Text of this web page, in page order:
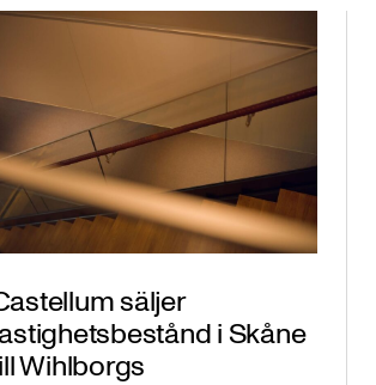
säljer
i Skåne
Wihlborgs